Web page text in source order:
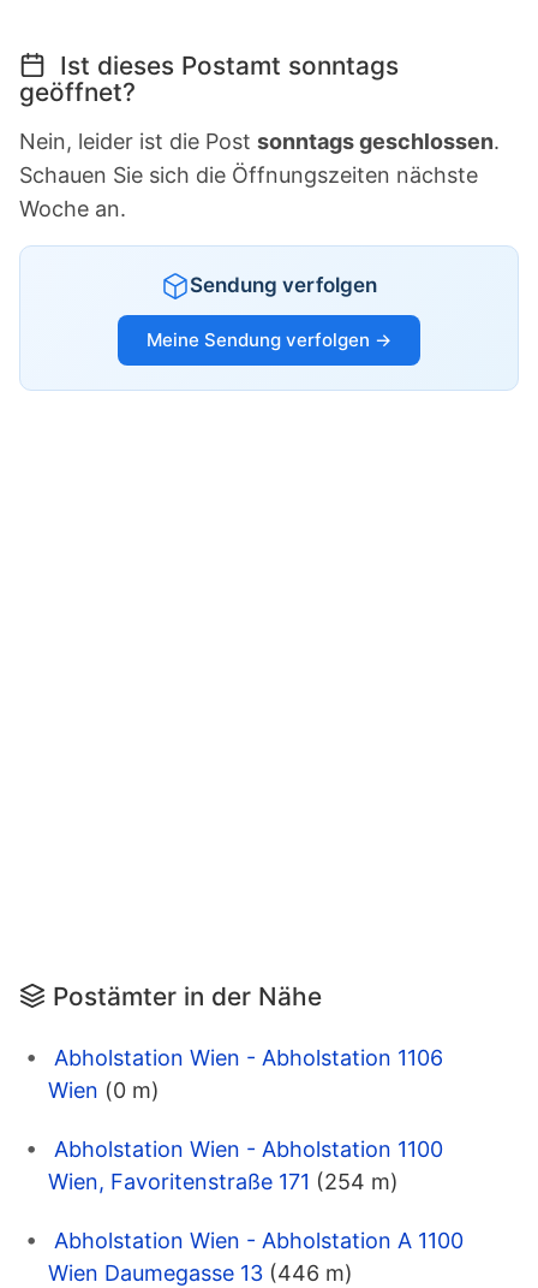
Ist dieses Postamt sonntags
geöffnet?
Nein, leider ist die Post sonntags geschlossen.
Schauen Sie sich die Öffnungszeiten nächste
Woche an.
Sendung verfolgen
Meine Sendung verfolgen →
Postämter in der Nähe
Abholstation Wien - Abholstation 1106
Wien (0 m)
Abholstation Wien - Abholstation 1100
Wien, Favoritenstraße 171 (254 m)
Abholstation Wien - Abholstation A 1100
Wien Daumegasse 13 (446 m)